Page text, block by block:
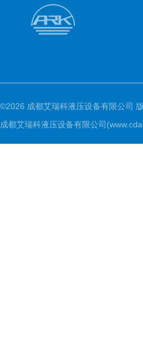
©2026 成都艾瑞科液压设备有限公司
成都艾瑞科液压设备有限公司